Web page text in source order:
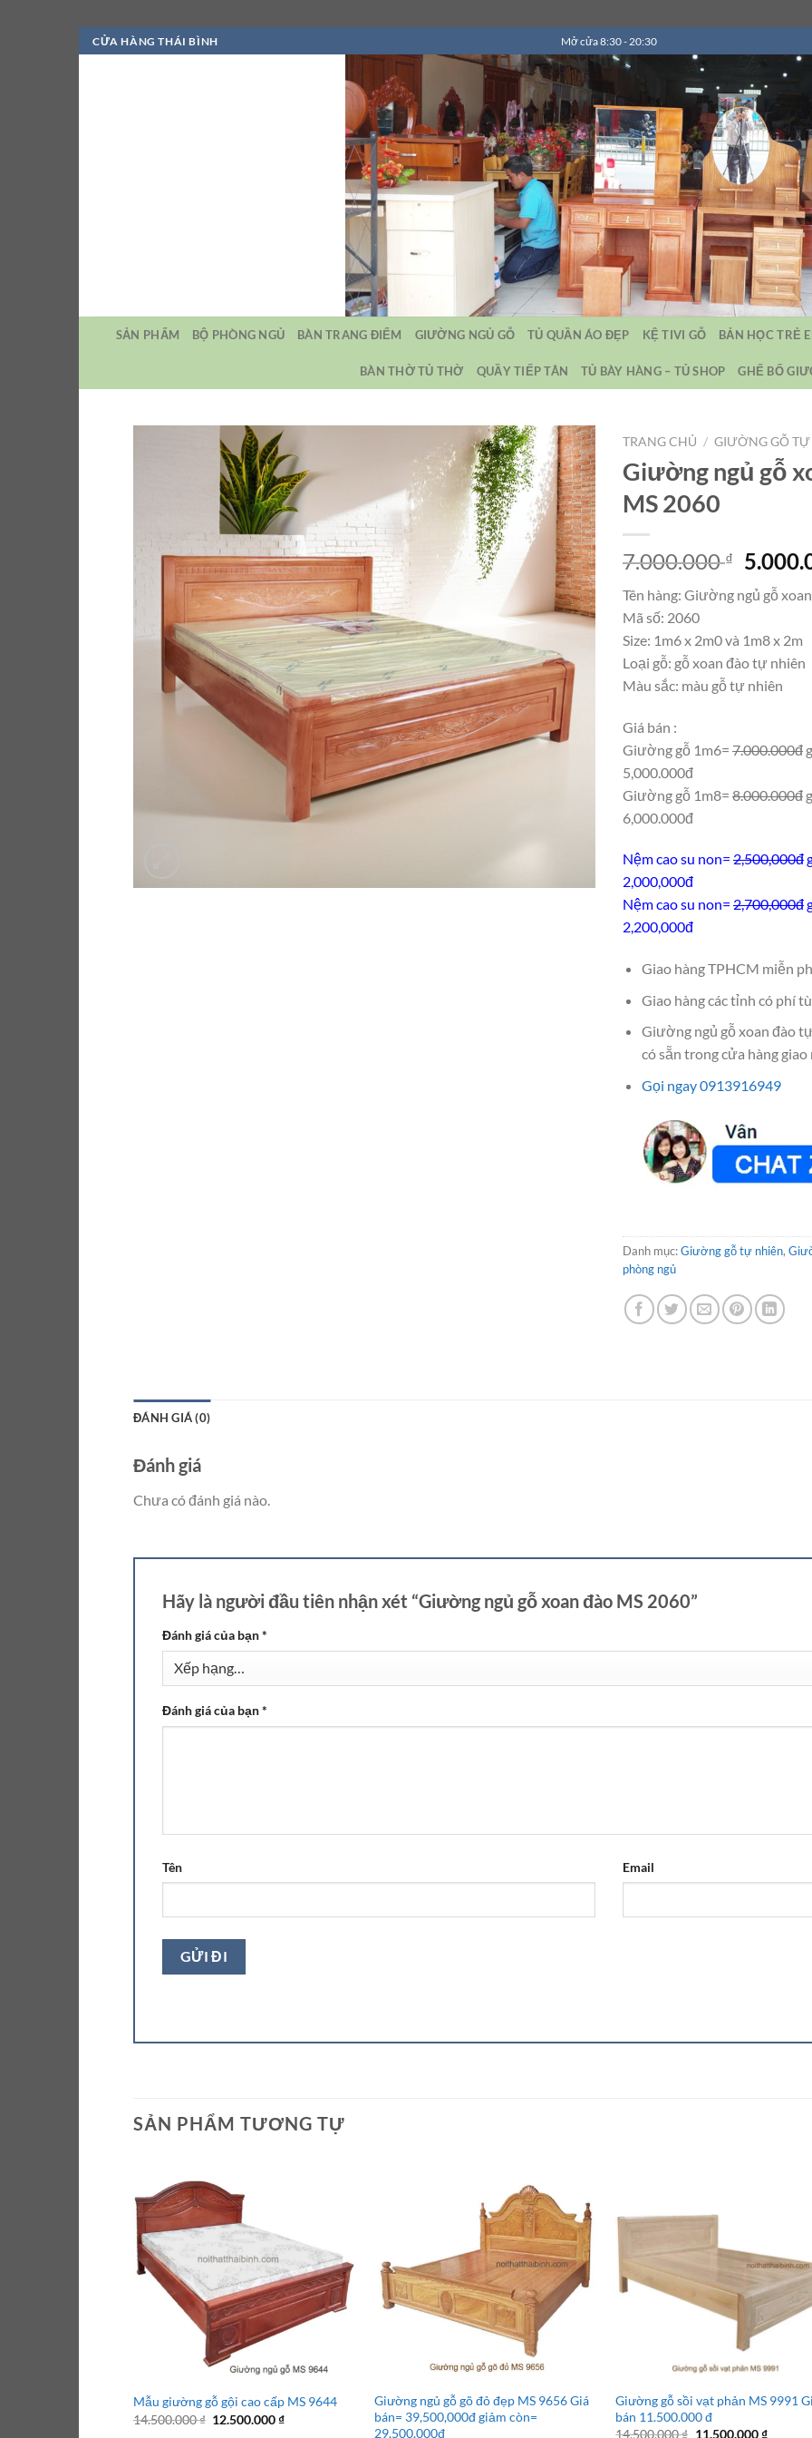
Bỏ
qua
CỬA HÀNG THÁI BÌNH Mở cửa 8:30 - 20:30
SẢN PHẨM BỘ PHÒNG NGỦ BÀN TRANG ĐIỂM GIƯỜNG NGỦ GỖ TỦ QUẦN ÁO ĐẸP KỆ TIVI GỖ BẢN HỌC TRẺ
BÀN THỜ TỦ THỜ QUẦY TIẾP TÂN TỦ BÀY HÀNG – TỦ SHOP GHẾ BỐ
TRANG CHỦ / GIƯỜNG GỖ
Giường ngủ gỗ
MS 2060
7.000.000₫
Giá
gốc
là:
Tên hàng: Giường ngủ gỗ
Mã số: 2060
Size: 1m6 x 2m0 và 1m8 x 2m
Loại gỗ: gỗ xoan đào tự nhiên
Màu sắc: màu gỗ tự nhiên
Giá bán :
Giường gỗ 1m6= 7.000.000đ
5,000.000đ
Giường gỗ 1m8= 8.000.000đ
6,000.000đ
Nệm cao su non= 2,500,000đ
2,000,000đ
Nệm cao su non= 2,700,000đ
2,200,000đ
Giao hàng TPHCM miễn
Giao hàng các tỉnh có phí
Giường ngủ gỗ xoan đào
có sẵn trong cửa hàng giao
Gọi ngay 0913916949
Danh mục:Giường gỗ tự nhiên,
phòng ngủ
ĐÁNH GIÁ (0)
Đánh giá
Chưa có đánh giá nào.
Hãy là người đầu tiên nhận xét “Giường ngủ gỗ xoan đào MS 2060”
Đánh giá của bạn*
Đánh giá của bạn*
Tên Email
SẢN PHẨM TƯƠNG TỰ
Mẫu giường gỗ gội cao cấp MS 9644
14.500.000₫ Giá
12.500.000₫Giá
Giường ngủ gỗ gõ đỏ đẹp MS 9656 Giá
bán= 39,500,000đ giảm còn=
29,500,000đ
Giường gỗ sồi vạt phản MS 9991
bán 11.500.000 đ
14.500.000₫ Giá
11.500.000₫Giá